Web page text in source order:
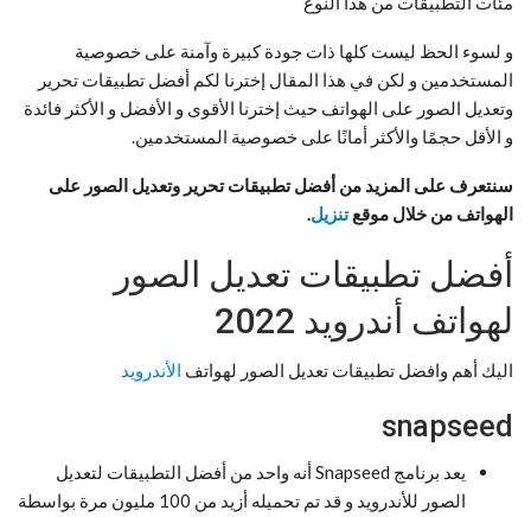
و لسوء الحظ ليست كلها ذات جودة كبيرة وآمنة على خصوصية
المستخدمين و لكن في هذا المقال إخترنا لكم أفضل تطبيقات تحرير
وتعديل الصور على الهواتف حيث إخترنا الأقوى و الأفضل و الأكثر فائدة
و الأقل حجمًا والأكثر أمانًا على خصوصية المستخدمين.
سنتعرف على المزيد من أفضل تطبيقات تحرير وتعديل الصور على
الهواتف من خلال موقعتنزيل.
أفضل تطبيقات تعديل الصور
لهواتف أندرويد 2022
اليك أهم وافضل تطبيقات تعديل الصور لهواتف الأندرويد
snapseed
يعد برنامج Snapseed أنه واحد من أفضل التطبيقات لتعديل
الصور للأندرويد و قد تم تحميله أزيد من 100 مليون مرة بواسطة